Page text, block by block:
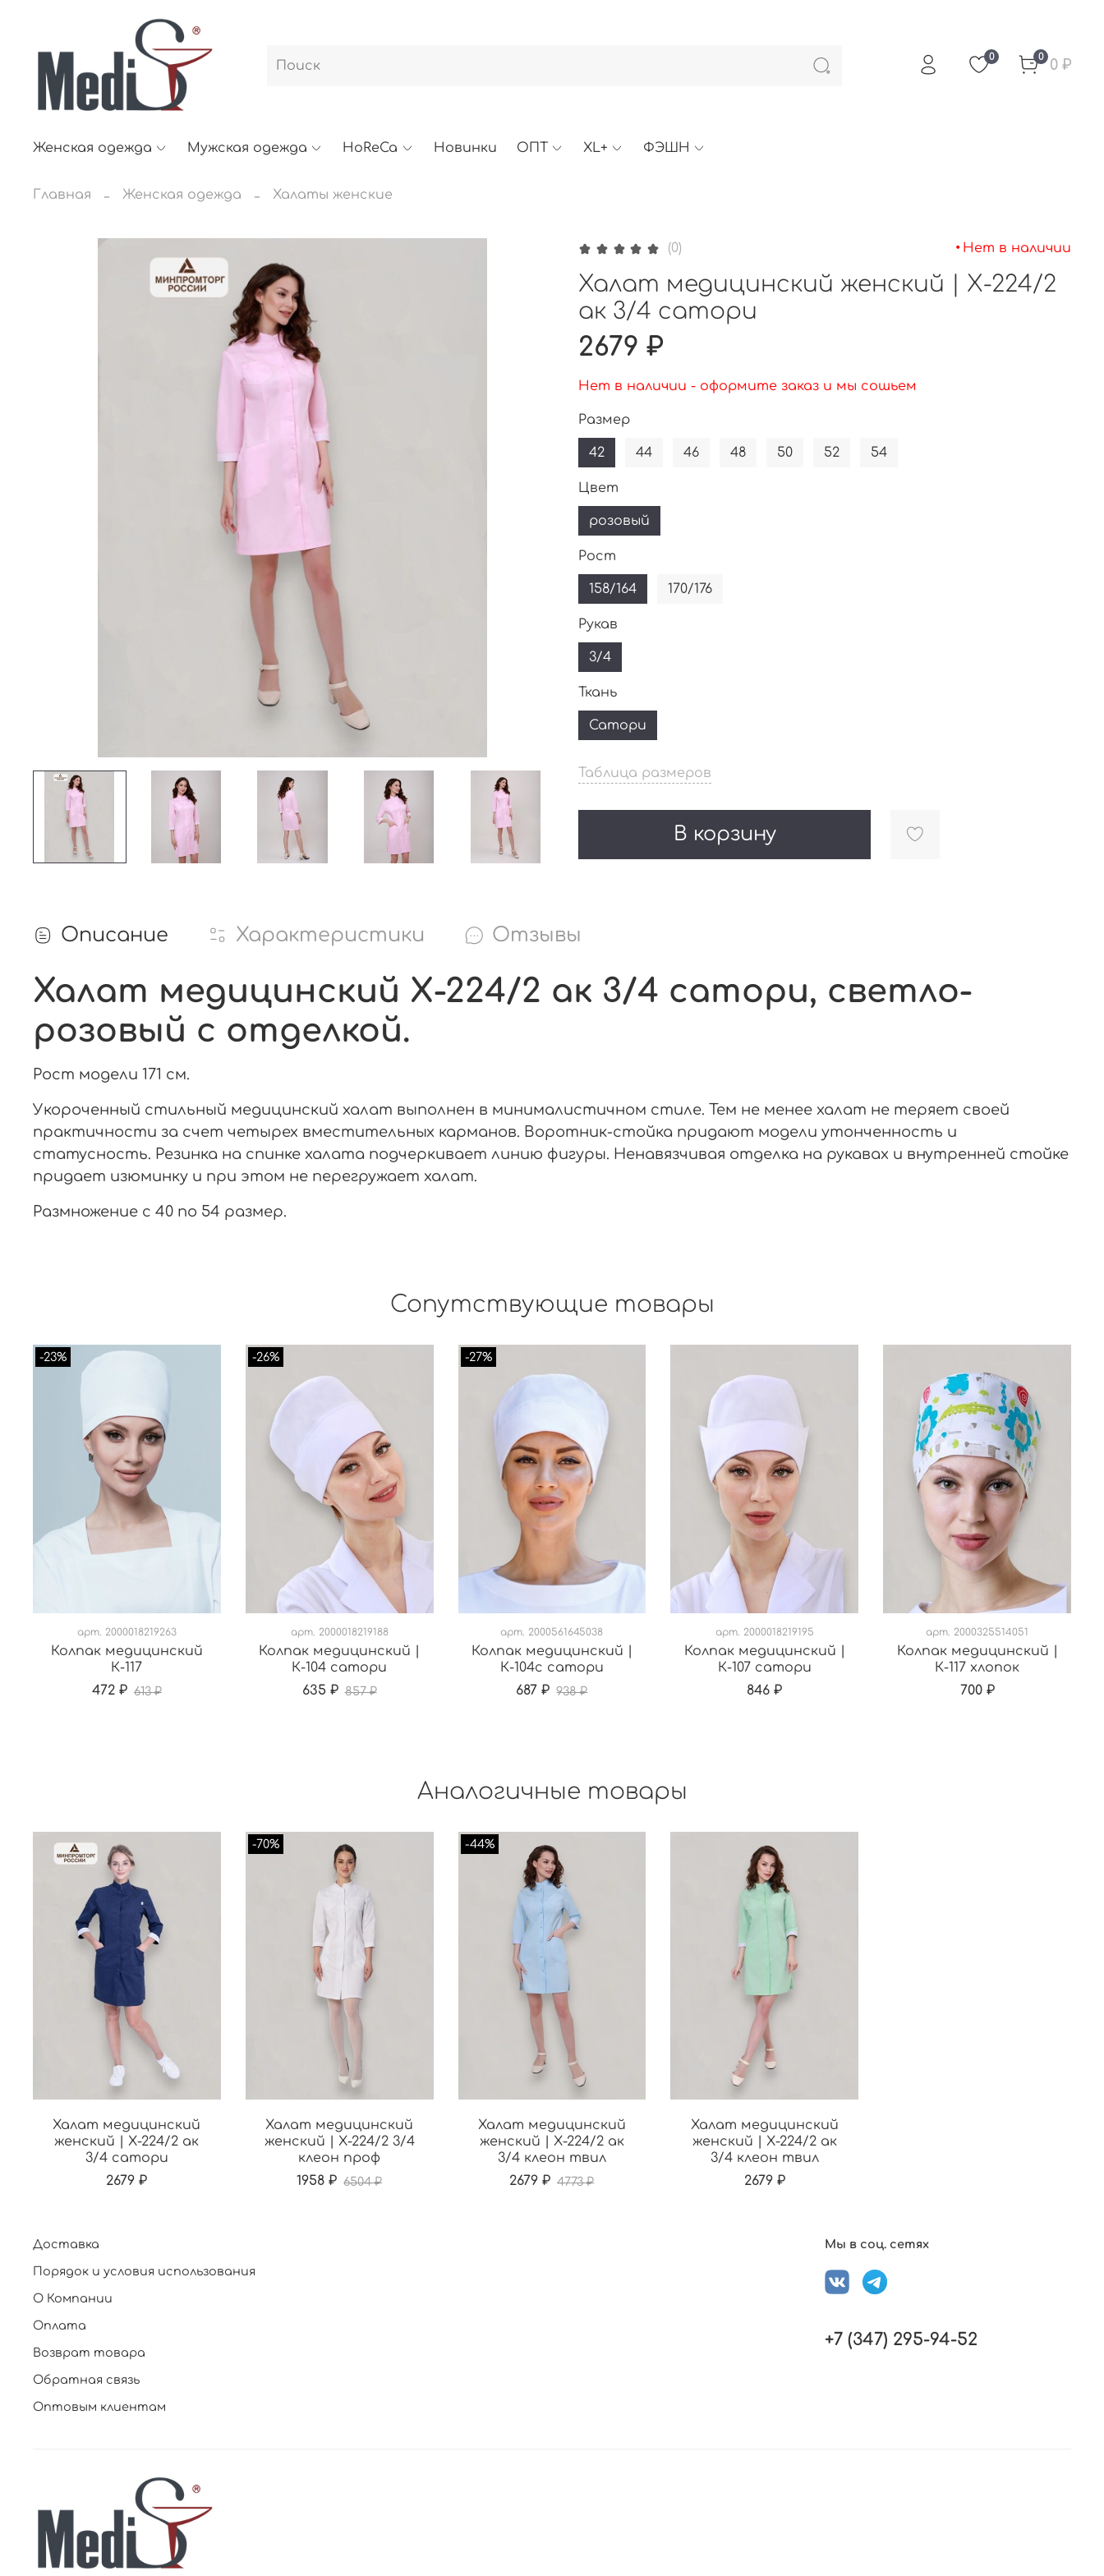
0 0 0 ₽
Женская одежда Мужская одежда HoReCa Новинки ОПТ XL+ ФЭШН
Главная Женская одежда Халаты женские
(0) • Нет в наличии
Халат медицинский женский | Х-224/2
ак 3/4 сатори
2679 ₽
Нет в наличии - оформите заказ и мы сошьем
Таблица размеров
В корзину
Размер
42 44 46 48 50 52 54
Цвет
розовый
Рост
158/164 170/176
Рукав
3/4
Ткань
Сатори
Описание Характеристики Отзывы
Халат медицинский Х-224/2 ак 3/4 сатори, светло-
розовый с отделкой.
Рост модели 171 см.
Укороченный стильный медицинский халат выполнен в минималистичном стиле. Тем не менее халат не теряет своей
практичности за счет четырех вместительных карманов. Воротник-стойка придают модели утонченность и
статусность. Резинка на спинке халата подчеркивает линию фигуры. Ненавязчивая отделка на рукавах и внутренней стойке
придает изюминку и при этом не перегружает халат.
Размножение с 40 по 54 размер.
Сопутствующие товары
-23%
арт. 2000018219263
Колпак медицинский
К-117
472 ₽ 613 ₽
-26%
арт. 2000018219188
Колпак медицинский |
К-104 сатори
635 ₽ 857 ₽
-27%
арт. 2000561645038
Колпак медицинский |
К-104с сатори
687 ₽ 938 ₽
арт. 2000018219195
Колпак медицинский |
К-107 сатори
846 ₽
арт. 2000325514051
Колпак медицинский |
К-117 хлопок
700 ₽
Аналогичные товары
Халат медицинский
женский | Х-224/2 ак
3/4 сатори
2679 ₽
-70%
Халат медицинский
женский | Х-224/2 3/4
клеон проф
1958 ₽ 6504 ₽
-44%
Халат медицинский
женский | Х-224/2 ак
3/4 клеон твил
2679 ₽ 4773 ₽
Халат медицинский
женский | Х-224/2 ак
3/4 клеон твил
2679 ₽
Доставка
Порядок и условия использования
О Компании
Оплата
Возврат товара
Обратная связь
Оптовым клиентам
Мы в соц. сетях
+7 (347) 295-94-52